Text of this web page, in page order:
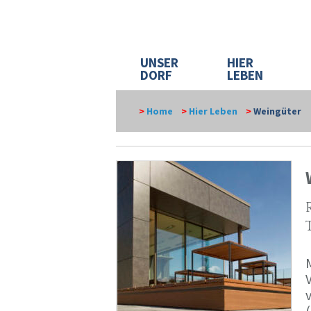
UNSER
DORF
HIER
LEBEN
> Home > Hier Leben >Weingüter